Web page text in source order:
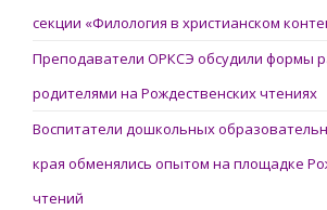
секции «Филология в христианском
Преподаватели ОРКСЭ обсудили формы
родителями на Рождественских чтениях
Воспитатели дошкольных
края обменялись опытом на площадке
чтений